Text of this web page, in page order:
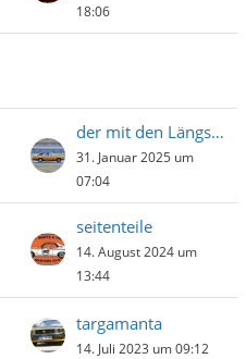
18:06
der mit den Längsträgern
31. Januar 2025 um
07:04
seitenteile
14. August 2024 um
13:44
targamanta
14. Juli 2023 um 09:12